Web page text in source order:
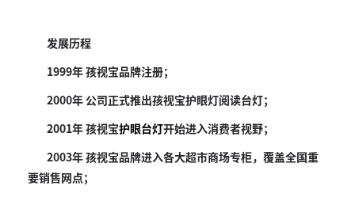
发展历程
1999年 孩视宝品牌注册；
2000年 公司正式推出孩视宝护眼灯阅读台灯；
2001年 孩视宝护眼台灯开始进入消费者视野；
2003年 孩视宝品牌进入各大超市商场专柜，覆盖全国重
要销售网点；